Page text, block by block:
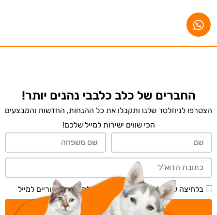
החברים של כלב כלבבי נהנים יותר!
הצטרפו לניוזלטר שלנו ותקבלו את כל ההנחות, החדשות והמבצעים
הכי שווים ישירות למייל שלכם!
בלחיצה על 'שליחה' אני מאשר/ת קבלת תכנים דיוריים למייל
שליחה